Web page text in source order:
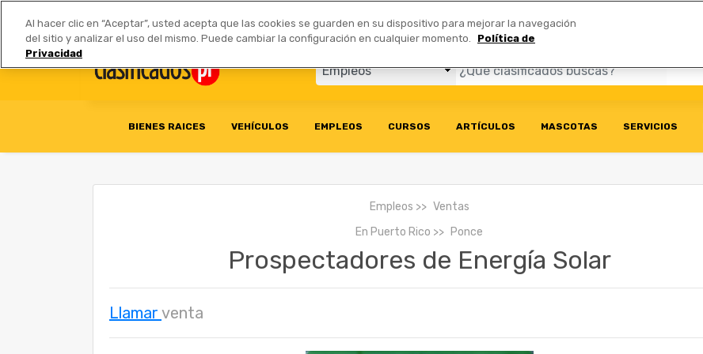
Anúnciate | Tarifas Socios Comerciales
BIENES RAICES VEHÍCULOS EMPLEOS CURSOS ARTÍCULOS MASCOTAS SERVICIOS
Empleos
Ventas
En Puerto Rico Ponce
Prospectadores de Energía Solar
Llamar venta
Al hacer clic en “Aceptar”, usted acepta que las cookies se guarden en su dispositivo para mejorar la navegación
del sitio y analizar el uso del mismo. Puede cambiar la configuración en cualquier momento.
Política de
Privacidad